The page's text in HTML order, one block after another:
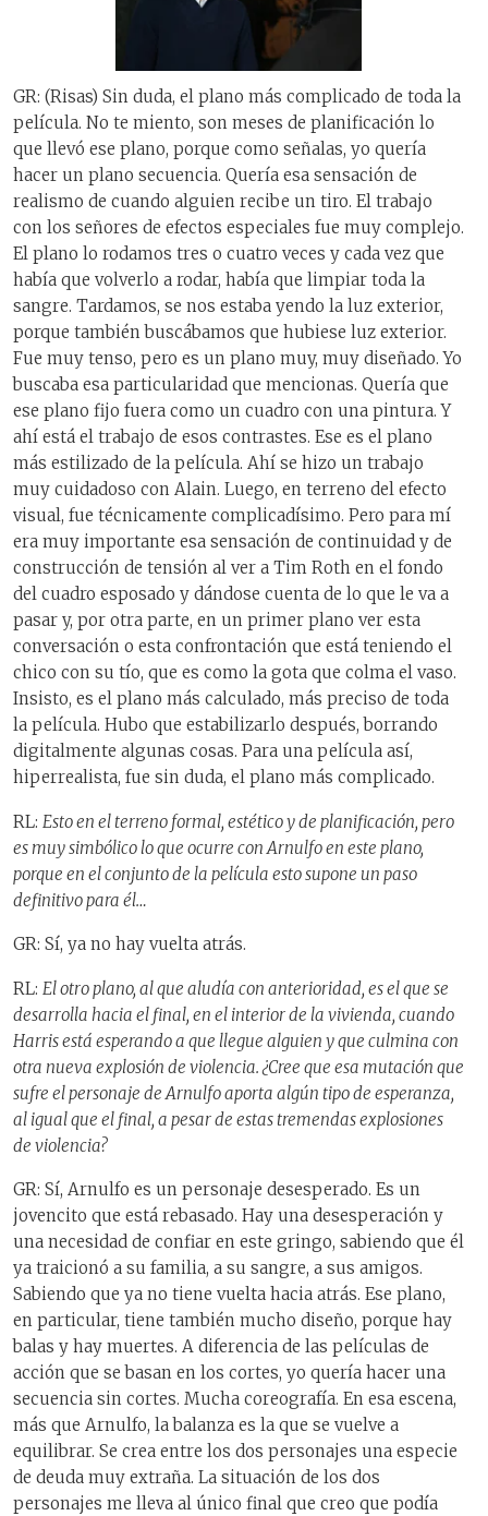
GR: (Risas) Sin duda, el plano más complicado de toda la
película. No te miento, son meses de planificación lo
que llevó ese plano, porque como señalas, yo quería
hacer un plano secuencia. Quería esa sensación de
realismo de cuando alguien recibe un tiro. El trabajo
con los señores de efectos especiales fue muy complejo.
El plano lo rodamos tres o cuatro veces y cada vez que
había que volverlo a rodar, había que limpiar toda la
sangre. Tardamos, se nos estaba yendo la luz exterior,
porque también buscábamos que hubiese luz exterior.
Fue muy tenso, pero es un plano muy, muy diseñado. Yo
buscaba esa particularidad que mencionas. Quería que
ese plano fijo fuera como un cuadro con una pintura. Y
ahí está el trabajo de esos contrastes. Ese es el plano
más estilizado de la película. Ahí se hizo un trabajo
muy cuidadoso con Alain. Luego, en terreno del efecto
visual, fue técnicamente complicadísimo. Pero para mí
era muy importante esa sensación de continuidad y de
construcción de tensión al ver a Tim Roth en el fondo
del cuadro esposado y dándose cuenta de lo que le va a
pasar y, por otra parte, en un primer plano ver esta
conversación o esta confrontación que está teniendo el
chico con su tío, que es como la gota que colma el vaso.
Insisto, es el plano más calculado, más preciso de toda
la película. Hubo que estabilizarlo después, borrando
digitalmente algunas cosas. Para una película así,
hiperrealista, fue sin duda, el plano más complicado.
RL: Esto en el terreno formal, estético y de planificación, pero
es muy simbólico lo que ocurre con Arnulfo en este plano,
porque en el conjunto de la película esto supone un paso
definitivo para él…
GR: Sí, ya no hay vuelta atrás.
RL: El otro plano, al que aludía con anterioridad, es el que se
desarrolla hacia el final, en el interior de la vivienda, cuando
Harris está esperando a que llegue alguien y que culmina con
otra nueva explosión de violencia. ¿Cree que esa mutación que
sufre el personaje de Arnulfo aporta algún tipo de esperanza,
al igual que el final, a pesar de estas tremendas explosiones
de violencia?
GR: Sí, Arnulfo es un personaje desesperado. Es un
jovencito que está rebasado. Hay una desesperación y
una necesidad de confiar en este gringo, sabiendo que él
ya traicionó a su familia, a su sangre, a sus amigos.
Sabiendo que ya no tiene vuelta hacia atrás. Ese plano,
en particular, tiene también mucho diseño, porque hay
balas y hay muertes. A diferencia de las películas de
acción que se basan en los cortes, yo quería hacer una
secuencia sin cortes. Mucha coreografía. En esa escena,
más que Arnulfo, la balanza es la que se vuelve a
equilibrar. Se crea entre los dos personajes una especie
de deuda muy extraña. La situación de los dos
personajes me lleva al único final que creo que podía